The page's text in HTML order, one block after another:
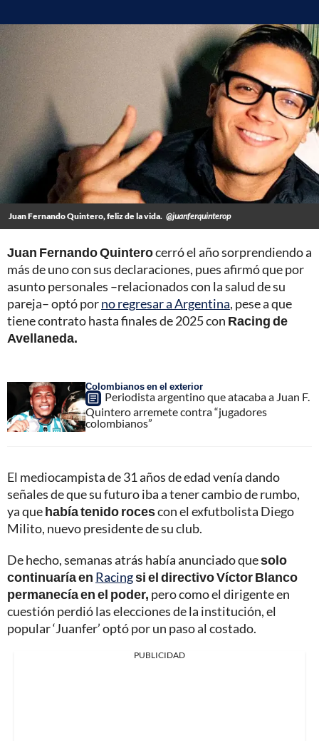
Juan Fernando Quintero, feliz de la vida. @juanferquinterop
Juan Fernando Quinterocerró el año sorprendiendo a
más de uno con sus declaraciones, pues afirmó que por
asunto personales –relacionados con la salud de su
pareja– optó porno regresar a Argentina, pese a que
tiene contrato hasta finales de 2025 con Racing de
Avellaneda.
Colombianos en el exterior
Periodista argentino que atacaba a Juan F.
Quintero arremete contra “jugadores
colombianos”
El mediocampista de 31 años de edad venía dando
señales de que su futuro iba a tener cambio de rumbo,
ya quehabía tenido rocescon el exfutbolista Diego
Milito, nuevo presidente de su club.
De hecho, semanas atrás había anunciado quesolo
continuaría en Racingsi el directivo Víctor Blanco
permanecía en el poder, pero como el dirigente en
cuestión perdió las elecciones de la institución, el
popular ‘Juanfer’ optó por un paso al costado.
PUBLICIDAD